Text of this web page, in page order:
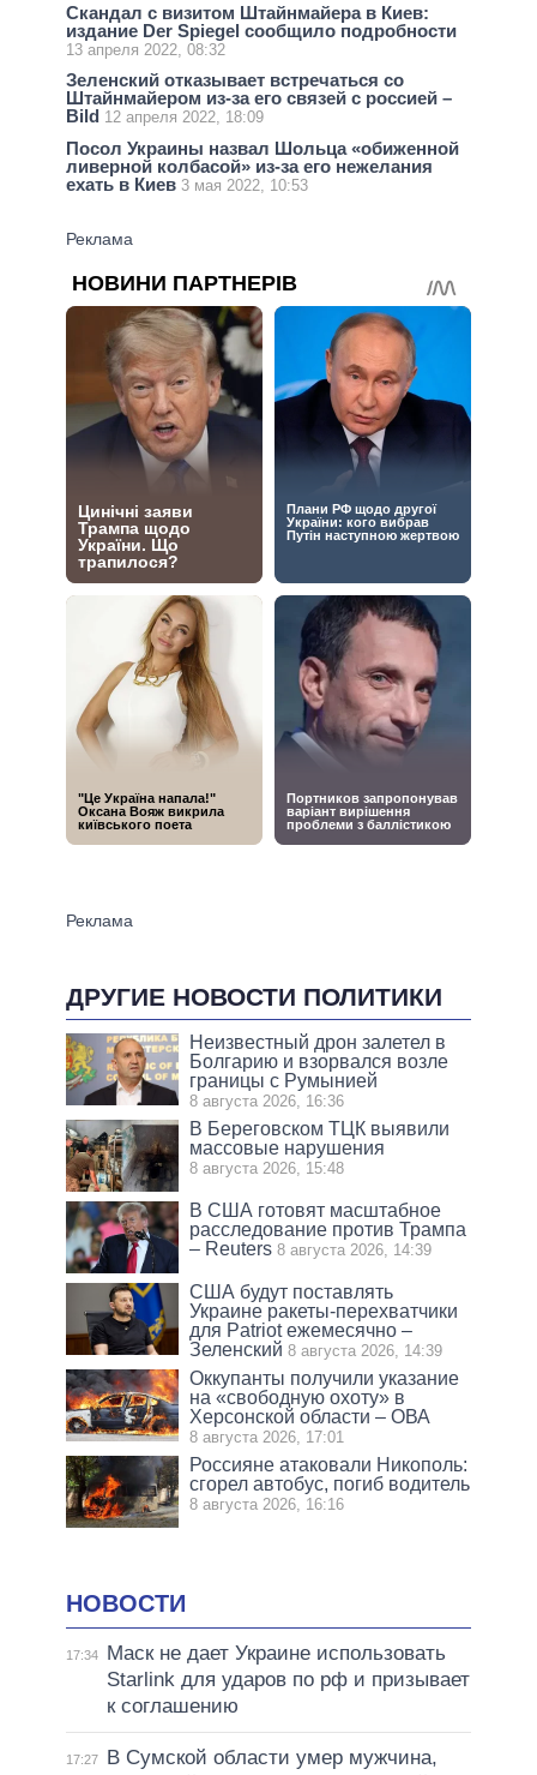
Скандал с визитом Штайнмайера в Киев:
издание Der Spiegel сообщило подробности
13 апреля 2022, 08:32
Зеленский отказывает встречаться со
Штайнмайером из-за его связей с россией –
Bild 12 апреля 2022, 18:09
Посол Украины назвал Шольца «обиженной
ливерной колбасой» из-за его нежелания
ехать в Киев 3 мая 2022, 10:53
ДРУГИЕ НОВОСТИ ПОЛИТИКИ
Неизвестный дрон залетел в
Болгарию и взорвался возле
границы с Румынией
8 августа 2026, 16:36
В Береговском ТЦК выявили
массовые нарушения
8 августа 2026, 15:48
В США готовят масштабное
расследование против Трампа
– Reuters 8 августа 2026, 14:39
США будут поставлять
Украине ракеты-перехватчики
для Patriot ежемесячно –
Зеленский 8 августа 2026, 14:39
Оккупанты получили указание
на «свободную охоту» в
Херсонской области – ОВА
8 августа 2026, 17:01
Россияне атаковали Никополь:
сгорел автобус, погиб водитель
8 августа 2026, 16:16
НОВОСТИ
17:34
Маск не дает Украине использовать
Starlink для ударов по рф и призывает
к соглашению
17:27
В Сумской области умер мужчина,